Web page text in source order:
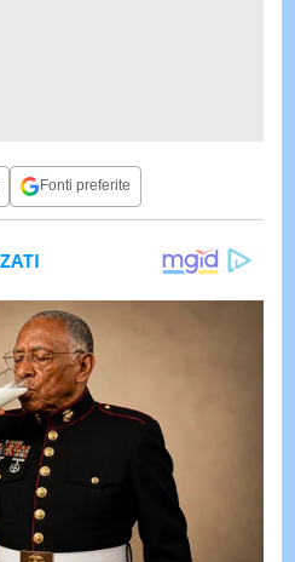
Fonti preferite